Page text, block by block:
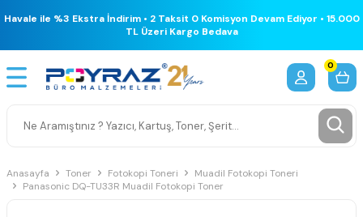
Havale ile %3 Ekstra İndirim • 2 Taksit 0 Komisyon Devam Ediyor • 15.000
TL Üzeri Kargo Bedava
0
Anasayfa Toner Fotokopi Toneri
Muadil Fotokopi Toneri
Panasonic DQ-TU33R Muadil Fotokopi Toner